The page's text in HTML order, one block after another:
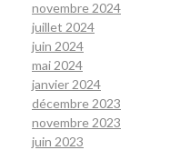
novembre 2024
juillet 2024
juin 2024
mai 2024
janvier 2024
décembre 2023
novembre 2023
juin 2023